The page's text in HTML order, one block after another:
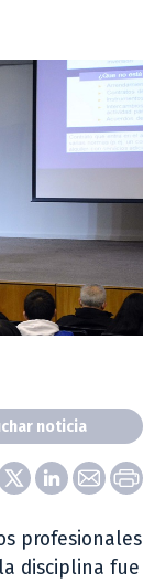
noticia
profesionales
disciplina fue